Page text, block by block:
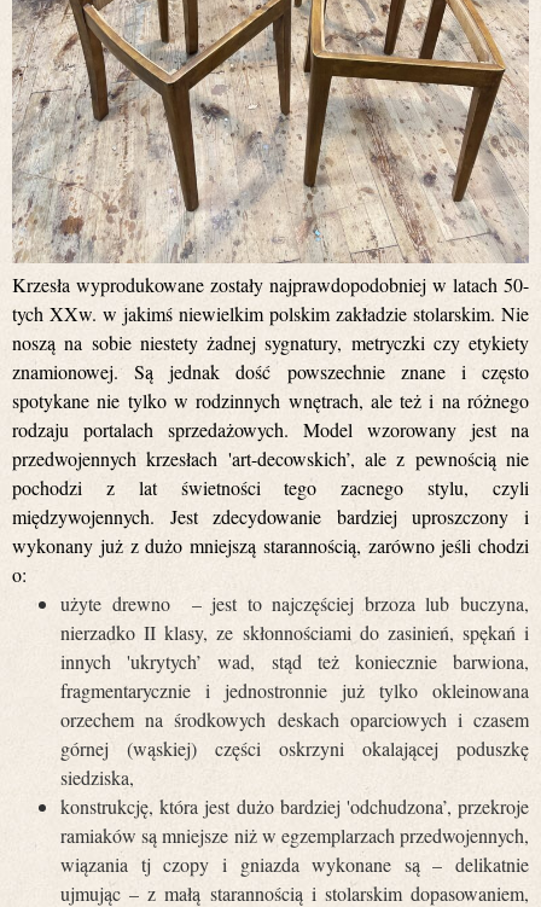
Krzesła wyprodukowane zostały najprawdopodobniej w latach 50-
tych XXw. w jakimś niewielkim polskim zakładzie stolarskim. Nie
noszą na sobie niestety żadnej sygnatury, metryczki czy etykiety
znamionowej. Są jednak dość powszechnie znane i często
spotykane nie tylko w rodzinnych wnętrach, ale też i na różnego
rodzaju portalach sprzedażowych. Model wzorowany jest na
przedwojennych krzesłach 'art-decowskich’, ale z pewnością nie
pochodzi z lat świetności tego zacnego stylu, czyli
międzywojennych. Jest zdecydowanie bardziej uproszczony i
wykonany już z dużo mniejszą starannością, zarówno jeśli chodzi
o:
użyte drewno – jest to najczęściej brzoza lub buczyna,
nierzadko II klasy, ze skłonnościami do zasinień, spękań i
innych 'ukrytych’ wad, stąd też koniecznie barwiona,
fragmentarycznie i jednostronnie już tylko okleinowana
orzechem na środkowych deskach oparciowych i czasem
górnej (wąskiej) części oskrzyni okalającej poduszkę
siedziska,
konstrukcję, która jest dużo bardziej 'odchudzona’, przekroje
ramiaków są mniejsze niż w egzemplarzach przedwojennych,
wiązania tj czopy i gniazda wykonane są – delikatnie
ujmując – z małą starannością i stolarskim dopasowaniem,